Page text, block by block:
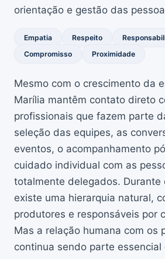
orientação e gestão das
Empatia Respeito
Compromisso
Proximidade
Mesmo com o crescimento da
Marília mantêm contato direto
profissionais que fazem parte
seleção das equipes, as
eventos, o acompanhamento
cuidado individual com as
totalmente delegados. Durante
existe uma hierarquia natural,
produtores e responsáveis por
Mas a relação humana com os
continua sendo parte essencial